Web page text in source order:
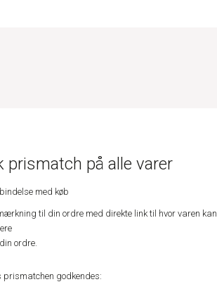
prismatch på alle varer
med køb
til din ordre med direkte link til hvor varen kan
ordre.
prismatchen godkendes: